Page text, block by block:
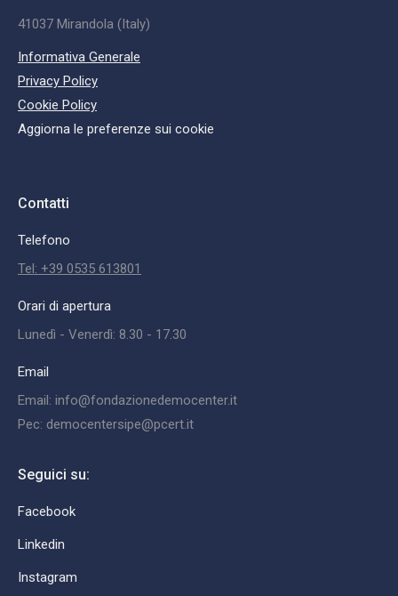
41037 Mirandola (Italy)
Informativa Generale
Privacy Policy
Cookie Policy
Aggiorna le preferenze sui cookie
Contatti
Telefono
Tel: +39 0535 613801
Orari di apertura
Lunedì - Venerdì: 8.30 - 17.30
Email
Email: info@fondazionedemocenter.it
Pec: democentersipe@pcert.it
Seguici su:
Facebook
Linkedin
Instagram